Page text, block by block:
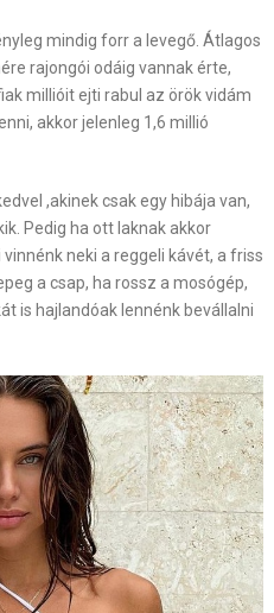
mindig forr a levegő. Átlagos
rajongói odáig vannak érte,
millióit ejti rabul az örök vidám
akkor jelenleg 1,6 millió
,akinek csak egy hibája van,
Pedig ha ott laknak akkor
neki a reggeli kávét, a friss
a csap, ha rossz a mosógép,
is hajlandóak lennénk bevállalni